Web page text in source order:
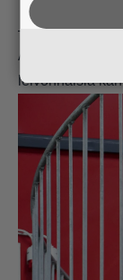
– Kun lapset
Aamulla
leivonnaisia